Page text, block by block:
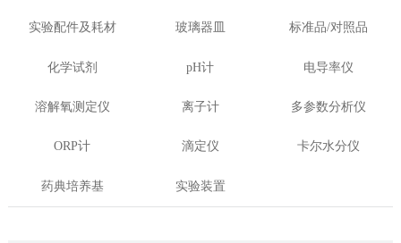
实验配件及耗材 玻璃器皿 标准品/对照品
化学试剂 pH计 电导率仪
溶解氧测定仪 离子计 多参数分析仪
ORP计 滴定仪 卡尔水分仪
药典培养基 实验装置